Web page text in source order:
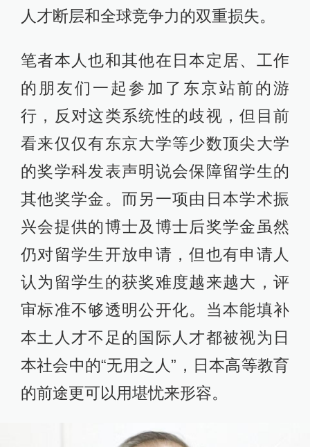
人才断层和全球竞争力的双重损失。
笔者本人也和其他在日本定居、工作
的朋友们一起参加了东京站前的游
行，反对这类系统性的歧视，但目前
看来仅仅有东京大学等少数顶尖大学
的奖学科发表声明说会保障留学生的
其他奖学金。而另一项由日本学术振
兴会提供的博士及博士后奖学金虽然
仍对留学生开放申请，但也有申请人
认为留学生的获奖难度越来越大，评
审标准不够透明公开化。当本能填补
本土人才不足的国际人才都被视为日
本社会中的“无用之人”，日本高等教育
的前途更可以用堪忧来形容。